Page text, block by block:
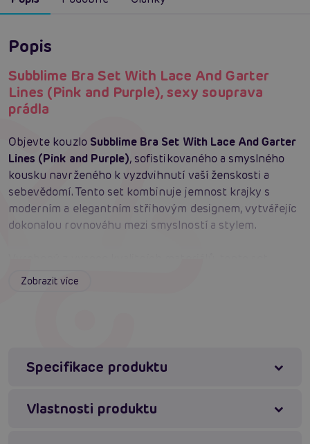
Popis
Subblime Bra Set With Lace And Garter
Lines (Pink and Purple), sexy souprava
prádla
Objevte kouzlo Subblime Bra Set With Lace And Garter
Lines (Pink and Purple), sofistikovaného a smyslného
kousku navrženého k vyzdvihnutí vaší ženskosti a
sebevědomí. Tento set kombinuje jemnost krajky s
moderním a elegantním střihovým designem, vytvářejíc
dokonalou rovnováhu mezi smyslností a stylem.
zaručuje měkkou texturu, elasticitu a pohodlí při
Vysoce kvalitní materiál:
Jemná krajka:Dodává romantický a vytříbený
Zobrazit více
Specifikace produktu
Vlastnosti produktu